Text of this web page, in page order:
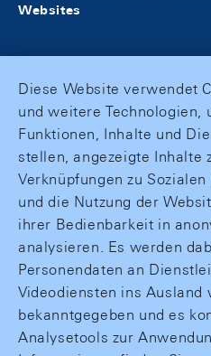
Websites
Diese Website verwendet
und weitere Technologien,
Funktionen, Inhalte und
stellen, angezeigte Inhalte
Verknüpfungen zu
und die Nutzung der
ihrer Bedienbarkeit in
analysieren. Es werden
Personendaten an
Videodiensten ins Ausland
bekanntgegeben und es
Analysetools zur